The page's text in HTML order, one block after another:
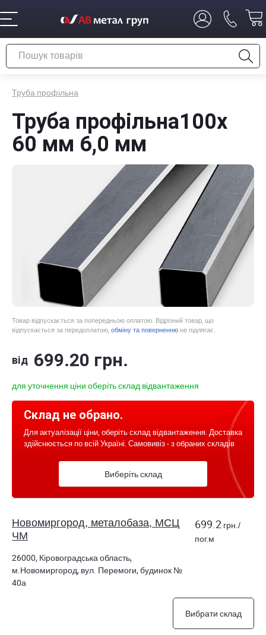
Труба профільна
Труба профільна100х
60 мм 6,0 мм
Товар відпускається за попередньою оплатою. Відрізний товар, що
відпускається за передоплатою, обміну та поверненню не підлягає.
від 699.20 грн.
для уточнення ціни оберіть склад відвантаження
Склад не обрано.
Для актуалізації ціни, оберіть склад відвантаження. Доставка
здійснюється по всій Україні. Самовивіз - з обраних складів
Виберіть склад
Новомиргород, металобаза, МСЦ
ЧМ
26000, Кіровоградська область,
м.Новомиргород, вул. Перемоги, будинок №
40а
699.2 грн./
пог.м
Вибрати склад